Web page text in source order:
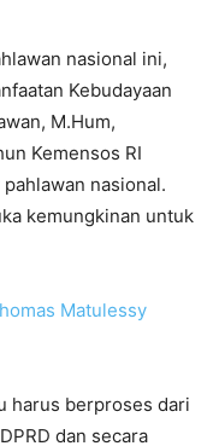
nasional ini,
Kebudayaan
M.Hum,
Kemensos RI
nasional.
kemungkinan untuk
Matulessy
harus berproses dari
dan secara